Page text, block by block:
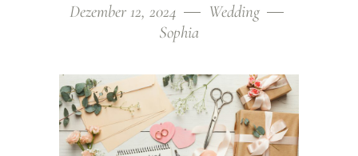
Dezember 12, 2024
Wedding
Sophia